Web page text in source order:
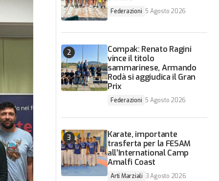
Federazioni 5 Agosto 2026
Compak: Renato Ragini
vince il titolo
sammarinese, Armando
Rodà si aggiudica il Gran
Prix
Federazioni 5 Agosto 2026
Karate, importante
trasferta per la FESAM
all’International Camp
Amalfi Coast
Arti Marziali 3 Agosto 2026